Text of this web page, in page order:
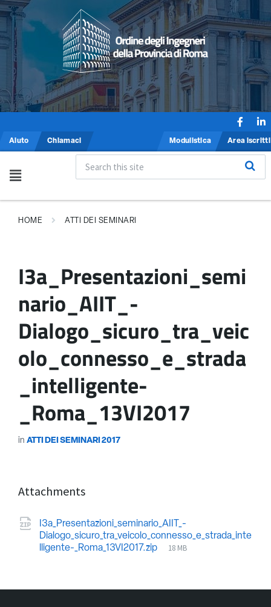
Aiuto Chiamaci Modulistica Area iscritti
HOME ATTI DEI SEMINARI
I3a_Presentazioni_semi
nario_AIIT_-
Dialogo_sicuro_tra_veic
olo_connesso_e_strada
_intelligente-
_Roma_13VI2017
in ATTI DEI SEMINARI 2017
Attachments
I3a_Presentazioni_seminario_AIIT_-
Dialogo_sicuro_tra_veicolo_connesso_e_strada_inte
lligente-_Roma_13VI2017.zip
18 MB